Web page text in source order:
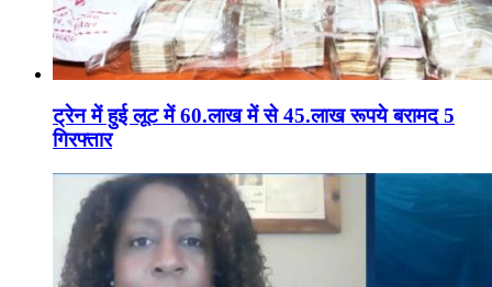
ट्रेन में हुई लूट में 60.लाख में से 45.लाख रूपये बरामद 5
गिरफ्तार